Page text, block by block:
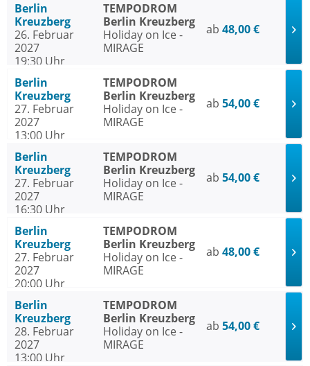
Berlin
Kreuzberg
26. Februar
2027
19:30 Uhr
TEMPODROM
Berlin Kreuzberg
Holiday on Ice -
MIRAGE
ab 48,00 €
Berlin
Kreuzberg
27. Februar
2027
13:00 Uhr
TEMPODROM
Berlin Kreuzberg
Holiday on Ice -
MIRAGE
ab 54,00 €
Berlin
Kreuzberg
27. Februar
2027
16:30 Uhr
TEMPODROM
Berlin Kreuzberg
Holiday on Ice -
MIRAGE
ab 54,00 €
Berlin
Kreuzberg
27. Februar
2027
20:00 Uhr
TEMPODROM
Berlin Kreuzberg
Holiday on Ice -
MIRAGE
ab 48,00 €
Berlin
Kreuzberg
28. Februar
2027
13:00 Uhr
TEMPODROM
Berlin Kreuzberg
Holiday on Ice -
MIRAGE
ab 54,00 €